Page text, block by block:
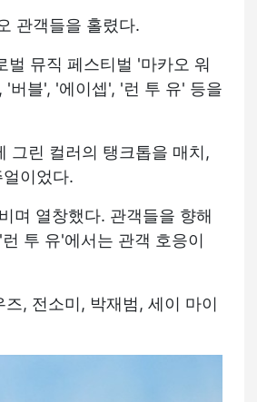
관객들을 홀렸다.
뮤직 페스티벌 '마카오 워
버블', '에이셉', '런 투 유' 등을
그린 컬러의 탱크톱을 매치,
이었다.
며 열창했다. 관객들을 향해
투 유'에서는 관객 호응이
, 전소미, 박재범, 세이 마이